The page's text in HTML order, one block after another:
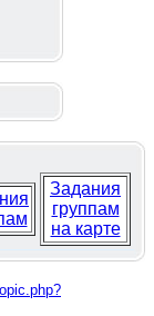
Задания
группам
на карте